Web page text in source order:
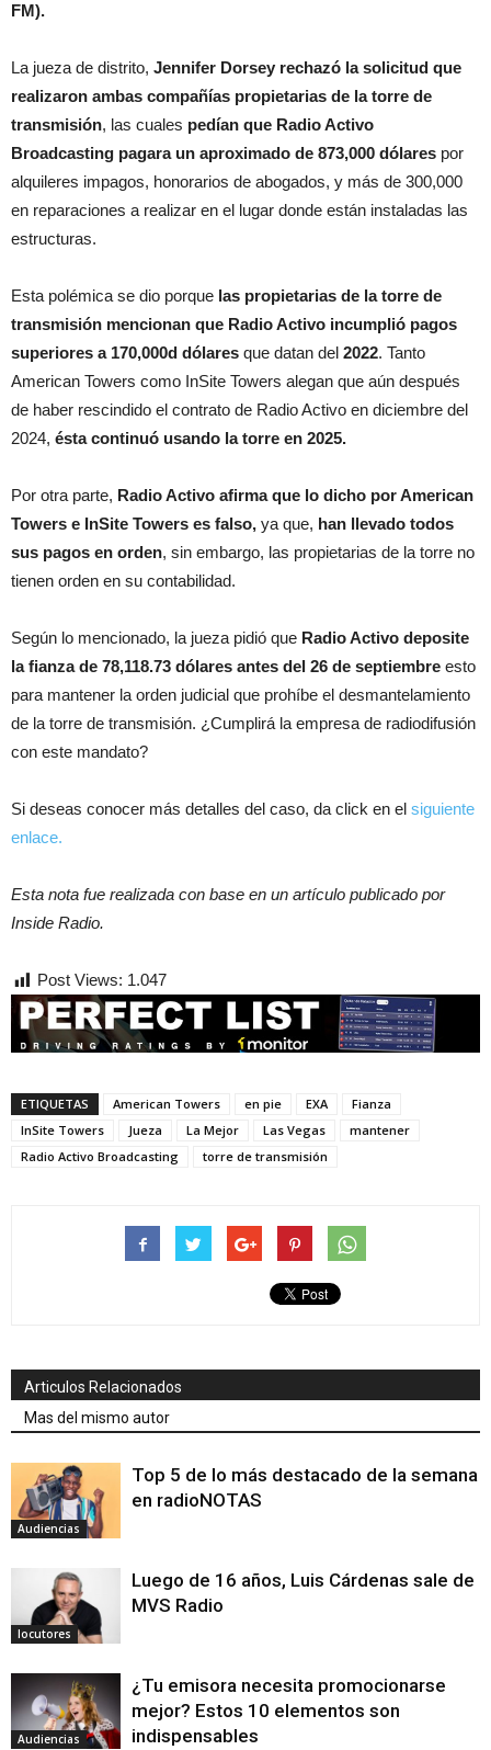
FM).
La jueza de distrito, Jennifer Dorsey rechazó la solicitud que
realizaron ambas compañías propietarias de la torre de
transmisión, las cuales pedían que Radio Activo
Broadcasting pagara un aproximado de 873,000 dólares por
alquileres impagos, honorarios de abogados, y más de 300,000
en reparaciones a realizar en el lugar donde están instaladas las
estructuras.
Esta polémica se dio porque las propietarias de la torre de
transmisión mencionan que Radio Activo incumplió pagos
superiores a 170,000d dólares que datan del 2022. Tanto
American Towers como InSite Towers alegan que aún después
de haber rescindido el contrato de Radio Activo en diciembre del
2024, ésta continuó usando la torre en 2025.
Por otra parte, Radio Activo afirma que lo dicho por American
Towers e InSite Towers es falso, ya que, han llevado todos
sus pagos en orden, sin embargo, las propietarias de la torre no
tienen orden en su contabilidad.
Según lo mencionado, la jueza pidió que Radio Activo deposite
la fianza de 78,118.73 dólares antes del 26 de septiembre esto
para mantener la orden judicial que prohíbe el desmantelamiento
de la torre de transmisión. ¿Cumplirá la empresa de radiodifusión
con este mandato?
Si deseas conocer más detalles del caso, da click en el siguiente
enlace.
Esta nota fue realizada con base en un artículo publicado por
Inside Radio.
Post Views: 1.047
ETIQUETAS American Towers en pie EXA
Fianza
InSite Towers
Jueza La Mejor Las Vegas
mantener
Radio Activo Broadcasting
torre de transmisión
Articulos Relacionados
Mas del mismo autor
Audiencias
Top 5 de lo más destacado de la semana
en radioNOTAS
locutores
Luego de 16 años, Luis Cárdenas sale de
MVS Radio
Audiencias
¿Tu emisora necesita promocionarse
mejor? Estos 10 elementos son
indispensables